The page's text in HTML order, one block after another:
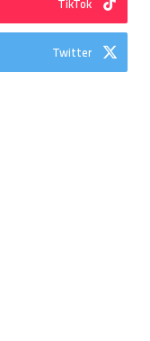
Twitter